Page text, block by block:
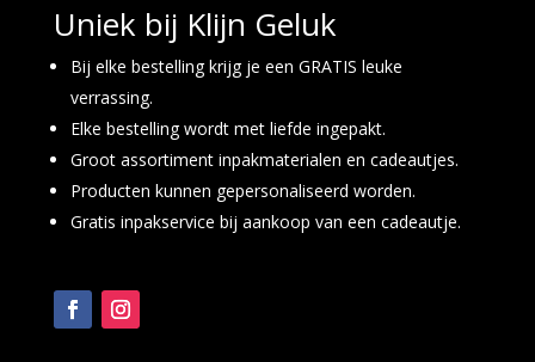
Uniek bij Klijn Geluk
Bij elke bestelling krijg je een GRATIS leuke
verrassing.
Elke bestelling wordt met liefde ingepakt.
Groot assortiment inpakmaterialen en cadeautjes.
Producten kunnen gepersonaliseerd worden.
Gratis inpakservice bij aankoop van een cadeautje.